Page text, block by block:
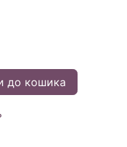
до кошика